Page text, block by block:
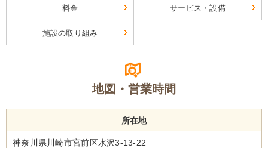
料金 サービス・設備
施設の取り組み
地図・営業時間
所在地
神奈川県川崎市宮前区水沢3-13-22